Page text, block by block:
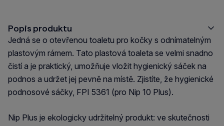
Popis produktu
Jedná se o otevřenou toaletu pro kočky s odnímatelným
plastovým rámem. Tato plastová toaleta se velmi snadno
čistí a je praktický, umožňuje vložit hygienický sáček na
podnos a udržet jej pevně na místě. Zjistíte, že hygienické
podnosové sáčky, FPI 5361 (pro Nip 10 Plus).
Nip Plus je ekologicky udržitelný produkt: ve skutečnosti